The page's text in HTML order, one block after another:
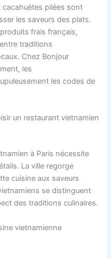
pilées sont
les saveurs des plats.
frais français,
traditions
Chez Bonjour
les
les codes de
un restaurant vietnamien
à Paris nécessite
La ville regorge
cuisine aux saveurs
se distinguent
des traditions culinaires.
vietnamienne